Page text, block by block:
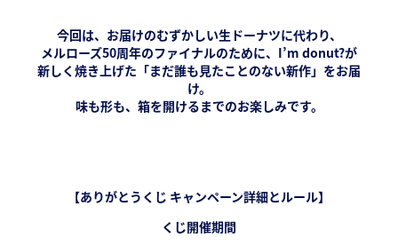
今回は、お届けのむずかしい生ドーナツに代わり、
メルローズ50周年のファイナルのために、I’m donut?が
新しく焼き上げた「まだ誰も見たことのない新作」をお届
け。
味も形も、箱を開けるまでのお楽しみです。
【ありがとうくじ キャンペーン詳細とルール】
くじ開催期間